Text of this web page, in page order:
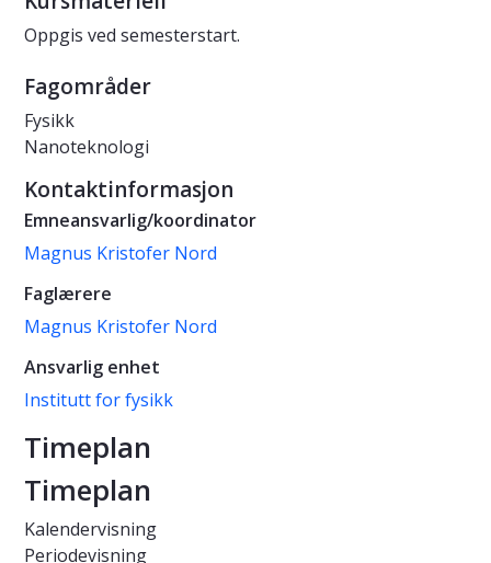
Oppgis ved semesterstart.
Fagområder
Fysikk
Nanoteknologi
Kontaktinformasjon
Emneansvarlig/koordinator
Magnus Kristofer Nord
Faglærere
Magnus Kristofer Nord
Ansvarlig enhet
Institutt for fysikk
Timeplan
Timeplan
Kalendervisning
Periodevisning